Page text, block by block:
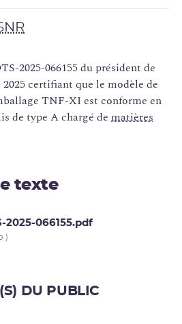
2025-066155 du président de
certifiant que le modèle de
TNF-XI est conforme en
de type A chargé de matières
texte
2025-066155.pdf
)
DU PUBLIC